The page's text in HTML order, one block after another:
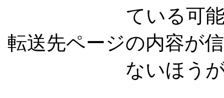
ている可
転送先ページの内容が
ないほう